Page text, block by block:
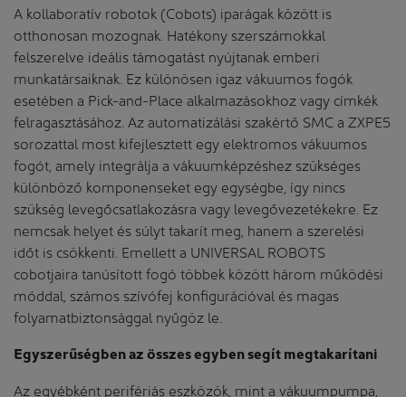
A kollaboratív robotok (Cobots) iparágak között is
otthonosan mozognak. Hatékony szerszámokkal
felszerelve ideális támogatást nyújtanak emberi
munkatársaiknak. Ez különösen igaz vákuumos fogók
esetében a Pick-and-Place alkalmazásokhoz vagy címkék
felragasztásához. Az automatizálási szakértő SMC a ZXPE5
sorozattal most kifejlesztett egy elektromos vákuumos
fogót, amely integrálja a vákuumképzéshez szükséges
különböző komponenseket egy egységbe, így nincs
szükség levegőcsatlakozásra vagy levegővezetékekre. Ez
nemcsak helyet és súlyt takarít meg, hanem a szerelési
időt is csökkenti. Emellett a UNIVERSAL ROBOTS
cobotjaira tanúsított fogó többek között három működési
móddal, számos szívófej konfigurációval és magas
folyamatbiztonsággal nyűgöz le.
Egyszerűségben az összes egyben segít megtakarítani
Az egyébként perifériás eszközök, mint a vákuumpumpa,